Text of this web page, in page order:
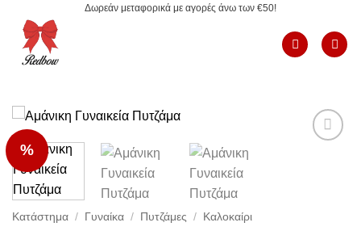
περιεχόμενο
Δωρεάν μεταφορικά με αγορές άνω των €50!
%
Κατάστημα / Γυναίκα / Πυτζάμες / Καλοκαίρι